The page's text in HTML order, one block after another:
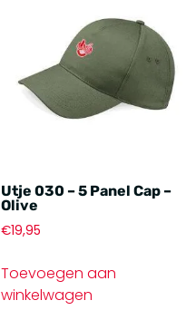
Utje 030 – 5 Panel Cap –
Olive
€19,95
Toevoegen aan
winkelwagen